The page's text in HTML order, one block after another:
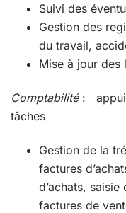
Suivi des
Gestion des
du travail,
Mise à jour des
Comptabilité : appui
tâches
Gestion de la
factures
d’achats,
factures de